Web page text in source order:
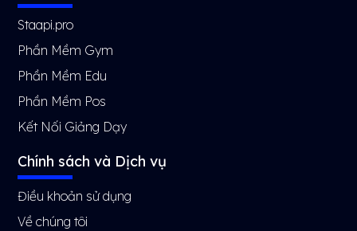
Staapi.pro
Phần Mềm Gym
Phần Mềm Edu
Phần Mềm Pos
Kết Nối Giảng Dạy
Chính sách và Dịch vụ
Điều khoản sử dụng
Về chúng tôi